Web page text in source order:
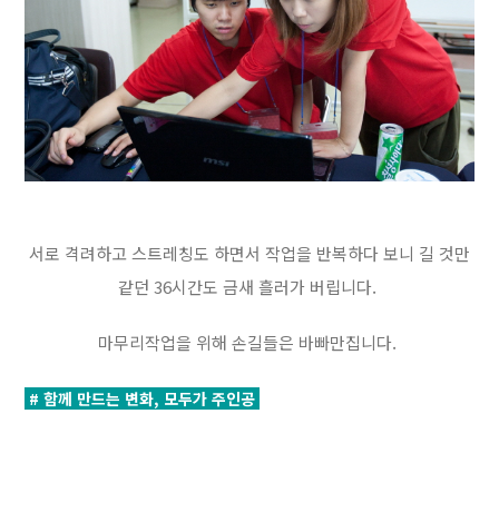
서로 격려하고 스트레칭도 하면서 작업을 반복하다 보니 길 것만
같던 36시간도 금새 흘러가 버립니다.
마무리작업을 위해 손길들은 바빠만집니다.
# 함께 만드는 변화, 모두가 주인공